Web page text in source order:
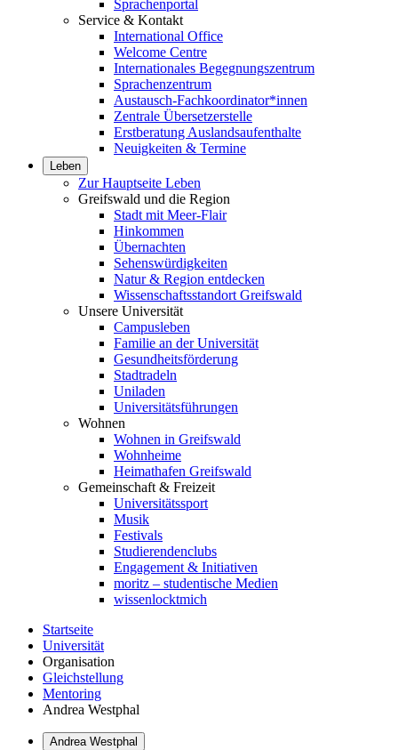
Sprachenportal
Service & Kontakt
International Office
Welcome Centre
Internationales Begegnungszentrum
Sprachenzentrum
Austausch-Fachkoordinator*innen
Zentrale Übersetzerstelle
Erstberatung Auslandsaufenthalte
Neuigkeiten & Termine
Leben
Zur Hauptseite Leben
Greifswald und die Region
Stadt mit Meer-Flair
Hinkommen
Übernachten
Sehenswürdigkeiten
Natur & Region entdecken
Wissenschaftsstandort Greifswald
Unsere Universität
Campusleben
Familie an der Universität
Gesundheitsförderung
Stadtradeln
Uniladen
Universitätsführungen
Wohnen
Wohnen in Greifswald
Wohnheime
Heimathafen Greifswald
Gemeinschaft & Freizeit
Universitätssport
Musik
Festivals
Studierendenclubs
Engagement & Initiativen
moritz – studentische Medien
wissenlocktmich
Startseite
Universität
Organisation
Gleichstellung
Mentoring
Andrea Westphal
Andrea Westphal